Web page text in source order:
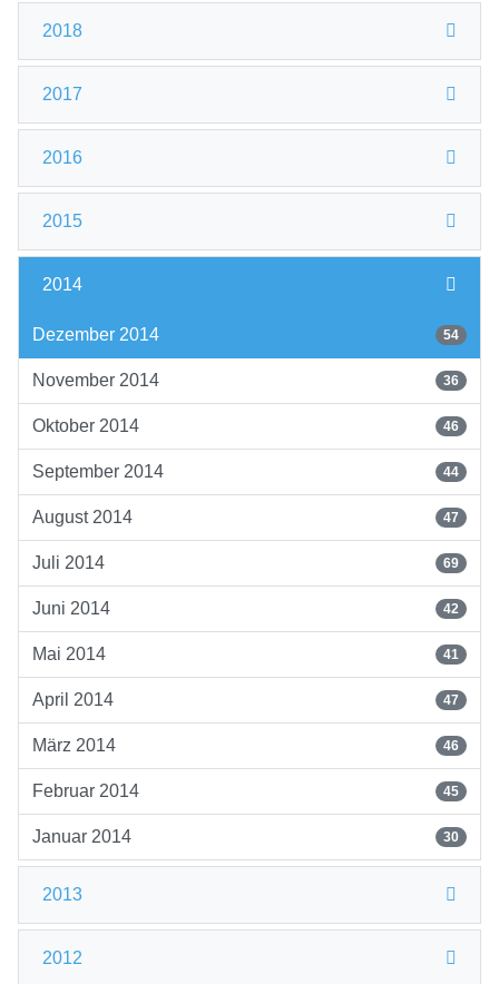
2018
2017
2016
2015
2014
Dezember 2014 54
November 2014 36
Oktober 2014 46
September 2014 44
August 2014 47
Juli 2014 69
Juni 2014 42
Mai 2014 41
April 2014 47
März 2014 46
Februar 2014 45
Januar 2014 30
2013
2012